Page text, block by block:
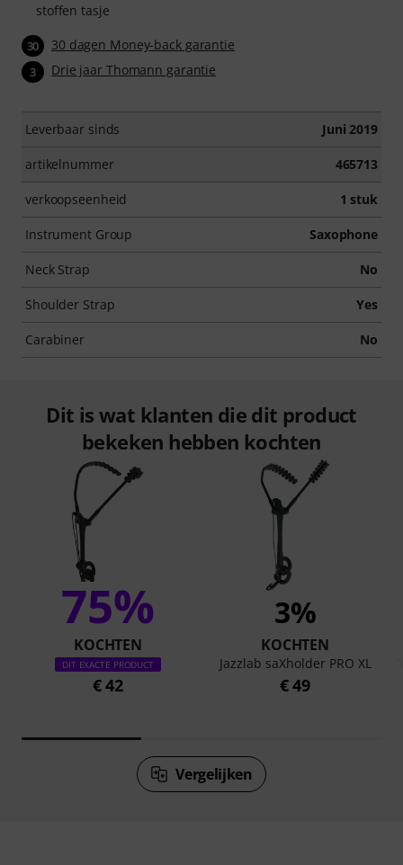
stoffen tasje
30 30 dagen Money-back garantie
3 Drie jaar Thomann garantie
Leverbaar sinds Juni 2019
artikelnummer 465713
verkoopseenheid 1 stuk
Instrument Group Saxophone
Neck Strap No
Shoulder Strap Yes
Carabiner No
Dit is wat klanten die dit product
bekeken hebben kochten
75%
KOCHTEN
DIT EXACTE PRODUCT
€ 42
3%
KOCHTEN
Jazzlab saXholder PRO XL
€ 49
Vergelijken